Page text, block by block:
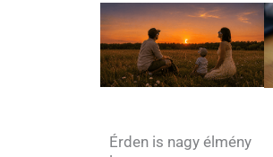
Érden is nagy élmény